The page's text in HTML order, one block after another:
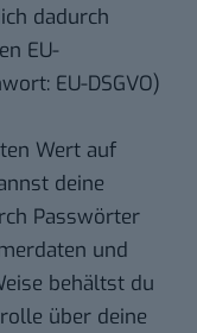
dadurch
EU-
EU-DSGVO)
Wert auf
deine
Passwörter
und
behältst du
über deine